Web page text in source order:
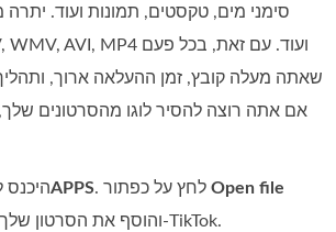
סימני מים, טקסטים, תמונות ועוד. יתרה
שאתה מעלה קובץ, זמן ההעלאה ארוך,
אם אתה רוצה להסיר לוגו מהסרטונים
היכנס123APPS . לחץ על כפתורOpen file
והוסף את הסרטון שלך עם לוגו ה-TikTok.